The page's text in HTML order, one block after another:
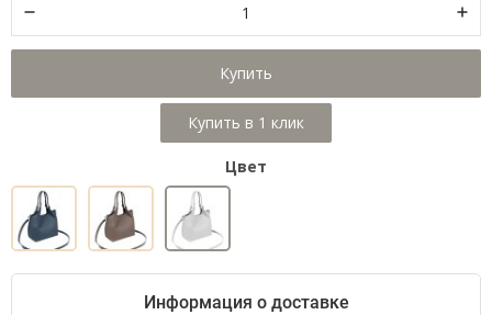
Купить
Цвет
Информация о доставке